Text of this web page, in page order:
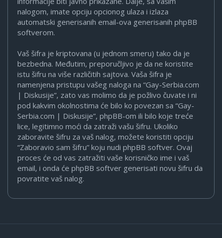
nalogom, imate opciju opcionog ulaza i izlaza
automatski generisanih email-ova generisanih phpBB
softverom.
Vaš šifra je kriptovana (u jednom smeru) tako da je
bezbedna. Međutim, preporučljivo je da ne koristite
istu šifru na više različitih sajtova. Vaša šifra je
namenjena pristupu vašeg naloga na “Gay-Serbia.com
| Diskusije”, zato vas molimo da je požlivo čuvate i ni
pod kakvim okolnostima će bilo ko povezan sa “Gay-
Serbia.com | Diskusije”, phpBB-om ili bilo koje treće
lice, legitimno moći da zatraži vašu šifru. Ukoliko
zaboravite šifru za vaš nalog, možete koristiti opciju
“Zaboravio sam šifru” koju nudi phpBB softver. Ovaj
proces će od vas zatražiti vaše korisničko ime i vaš
email, i onda će phpBB softver generisati novu šifru da
povratite vaš nalog.